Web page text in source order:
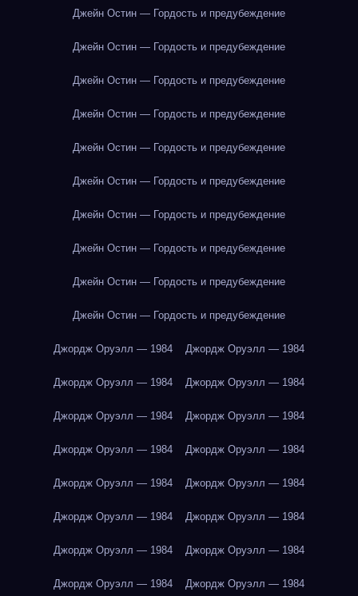
Джейн Остин — Гордость и предубеждение
Джейн Остин — Гордость и предубеждение
Джейн Остин — Гордость и предубеждение
Джейн Остин — Гордость и предубеждение
Джейн Остин — Гордость и предубеждение
Джейн Остин — Гордость и предубеждение
Джейн Остин — Гордость и предубеждение
Джейн Остин — Гордость и предубеждение
Джейн Остин — Гордость и предубеждение
Джейн Остин — Гордость и предубеждение
Джордж Оруэлл — 1984 Джордж Оруэлл — 1984
Джордж Оруэлл — 1984 Джордж Оруэлл — 1984
Джордж Оруэлл — 1984 Джордж Оруэлл — 1984
Джордж Оруэлл — 1984 Джордж Оруэлл — 1984
Джордж Оруэлл — 1984 Джордж Оруэлл — 1984
Джордж Оруэлл — 1984 Джордж Оруэлл — 1984
Джордж Оруэлл — 1984 Джордж Оруэлл — 1984
Джордж Оруэлл — 1984 Джордж Оруэлл — 1984